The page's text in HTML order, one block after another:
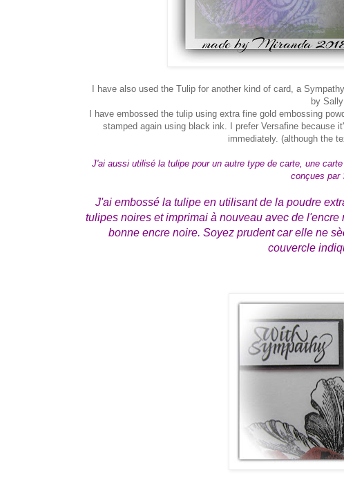
I have also used the Tulip for another kind of card, a
by
I have embossed the tulip using extra fine gold embossing
stamped again using black ink. I prefer Versafine because
immediately. (although the
J'ai aussi utilisé la tulipe pour un autre type de carte, une
conçues par
J'ai embossé la tulipe en utilisant de la poudre
tulipes noires et imprimai à nouveau avec de
bonne encre noire. Soyez prudent car elle ne
couvercle